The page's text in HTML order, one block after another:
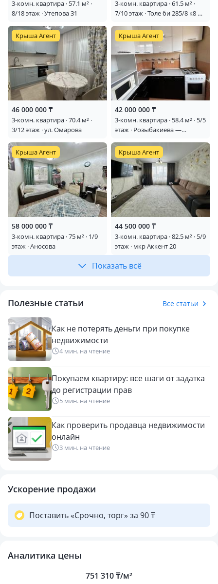
Аналитика цены
751 310 ₸/м²
Полезные статьи Все статьи
Как не потерять деньги при покупке
недвижимости
4 мин. на чтение
Покупаем квартиру: все шаги от задатка
до регистрации прав
5 мин. на чтение
Как проверить продавца недвижимости
онлайн
3 мин. на чтение
Ускорение продажи
Поставить «Срочно, торг» за 90 ₸
3-комн. квартира · 57.1 м² ·
8/18 этаж · Утепова 31
3-комн. квартира · 61.5 м² ·
7/10 этаж · Толе би 285/8 к8 —
Утеген батыра
Крыша Агент
46 000 000 ₸
3-комн. квартира · 70.4 м² ·
3/12 этаж · ул. Омарова
Крыша Агент
42 000 000 ₸
3-комн. квартира · 58.4 м² · 5/5
этаж · Розыбакиева —
Крыша Агент
58 000 000 ₸
3-комн. квартира · 75 м² · 1/9
этаж · Аносова
Крыша Агент
44 500 000 ₸
3-комн. квартира · 82.5 м² · 5/9
этаж · мкр Аккент 20
Показать всё